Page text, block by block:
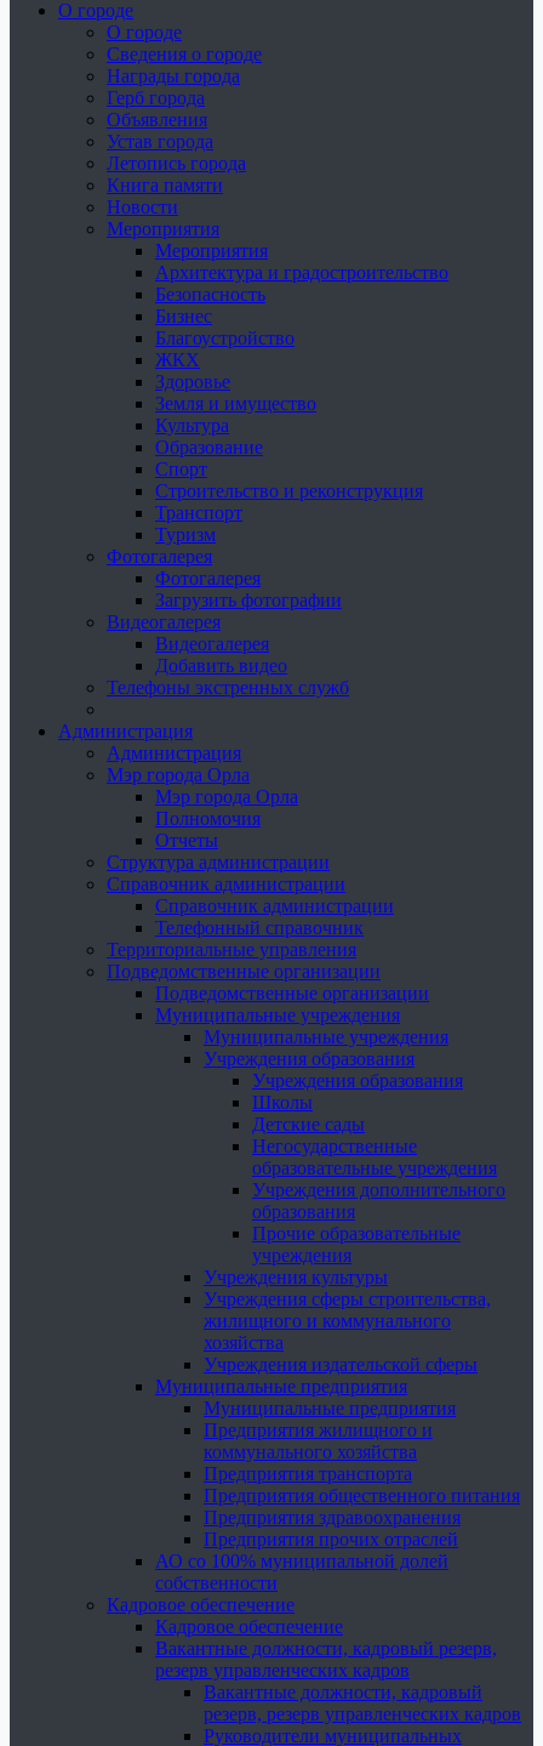
О городе
О городе
Сведения о городе
Награды города
Герб города
Объявления
Устав города
Летопись города
Книга памяти
Новости
Мероприятия
Мероприятия
Архитектура и градостроительство
Безопасность
Бизнес
Благоустройство
ЖКХ
Здоровье
Земля и имущество
Культура
Образование
Спорт
Строительство и реконструкция
Транспорт
Туризм
Фотогалерея
Фотогалерея
Загрузить фотографии
Видеогалерея
Видеогалерея
Добавить видео
Телефоны экстренных служб
Администрация
Администрация
Мэр города Орла
Мэр города Орла
Полномочия
Отчеты
Структура администрации
Справочник администрации
Справочник администрации
Телефонный справочник
Территориальные управления
Подведомственные организации
Подведомственные организации
Муниципальные учреждения
Муниципальные учреждения
Учреждения образования
Учреждения образования
Школы
Детские сады
Негосударственные
образовательные учреждения
Учреждения дополнительного
образования
Прочие образовательные
учреждения
Учреждения культуры
Учреждения сферы строительства,
жилищного и коммунального
хозяйства
Учреждения издательской сферы
Муниципальные предприятия
Муниципальные предприятия
Предприятия жилищного и
коммунального хозяйства
Предприятия транспорта
Предприятия общественного питания
Предприятия здравоохранения
Предприятия прочих отраслей
АО со 100% муниципальной долей
собственности
Кадровое обеспечение
Кадровое обеспечение
Вакантные должности, кадровый резерв,
резерв управленческих кадров
Вакантные должности, кадровый
резерв, резерв управленческих кадров
Руководители муниципальных